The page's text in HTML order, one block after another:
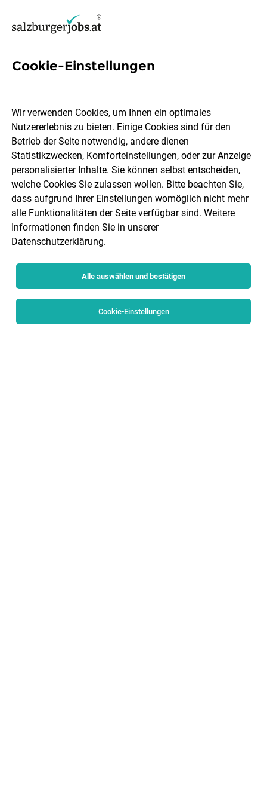
Verkaufsmitarbeiter (m/w/d)
HOFER KG
Anif Teilzeit 07.08.2026
Cookie-Einstellungen
Wir verwenden Cookies, um Ihnen ein optimales
Nutzererlebnis zu bieten. Einige Cookies sind für den
Betrieb der Seite notwendig, andere dienen
Statistikzwecken, Komforteinstellungen, oder zur Anzeige
personalisierter Inhalte. Sie können selbst entscheiden,
welche Cookies Sie zulassen wollen. Bitte beachten Sie,
dass aufgrund Ihrer Einstellungen womöglich nicht mehr
alle Funktionalitäten der Seite verfügbar sind. Weitere
Informationen finden Sie in unserer
Datenschutzerklärung.
Alle auswählen und bestätigen
Cookie-Einstellungen